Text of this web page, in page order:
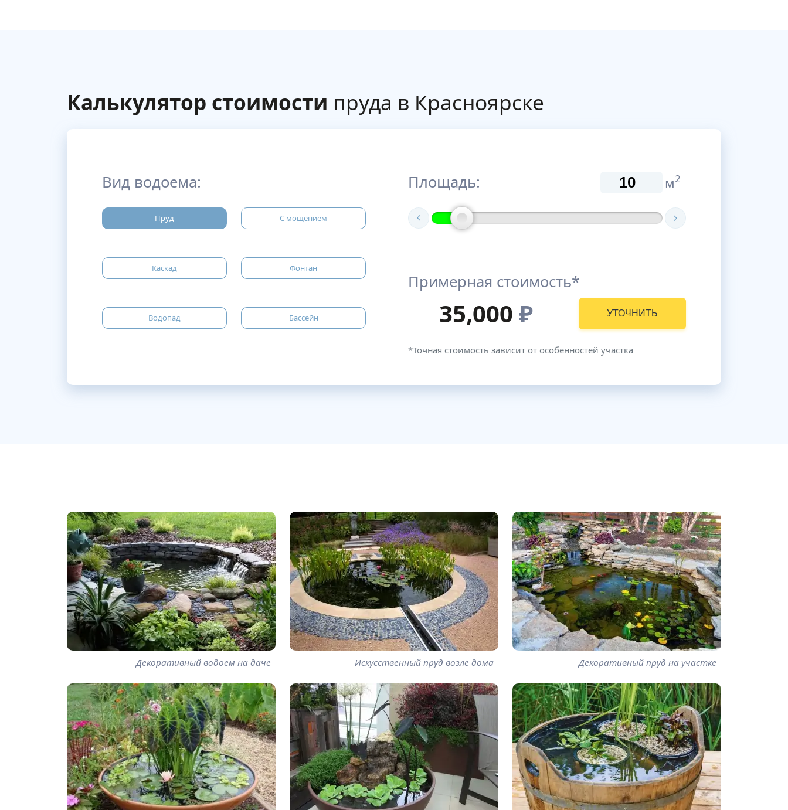
Калькулятор стоимости пруда в Красноярске
Вид водоема:
Пруд С мощением
Каскад Фонтан
Водопад Бассейн
Площадь: м2
Примерная стоимость*
35,000 ₽ УТОЧНИТЬ
*Точная стоимость зависит от особенностей участка
Декоративный водоем на даче Искусственный пруд возле дома Декоративный пруд на участке